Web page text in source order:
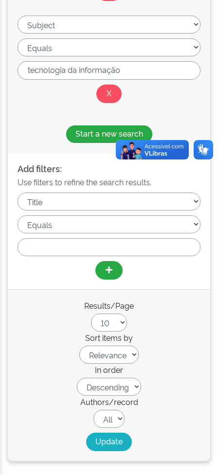
Start a new search
Add filters:
Use filters to refine the search results.
Results/Page
Sort items by
In order
Authors/record